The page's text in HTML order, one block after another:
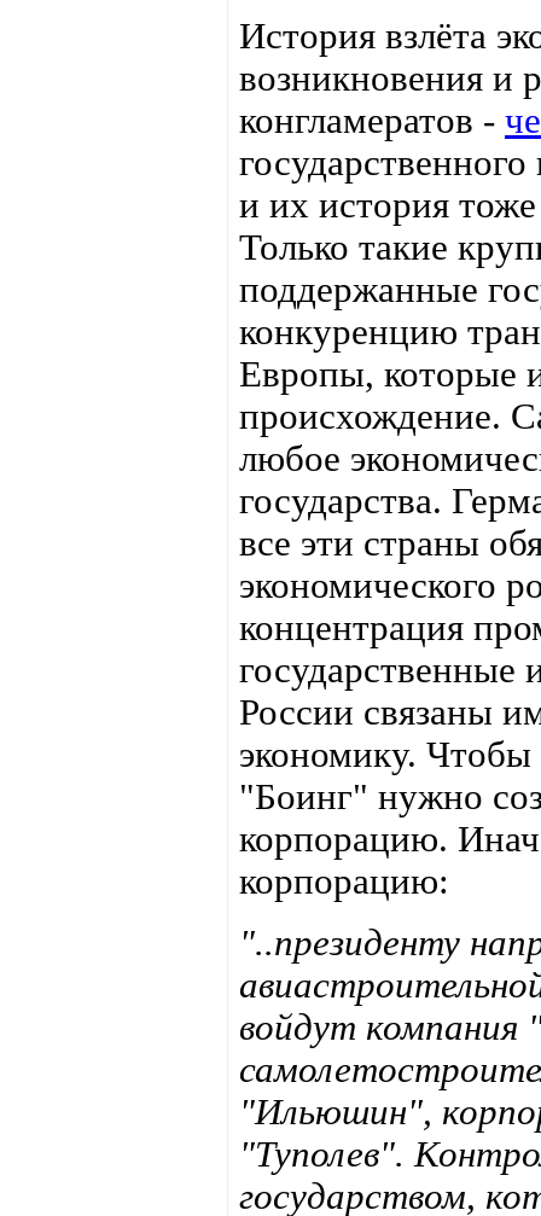
История взлёта
возникновения и
конгламератов -
и их история тоже
Только такие
поддержанные
конкуренцию
Европы, которые
происхождение.
любое
государства.
все эти страны
экономического
концентрация
государственные
России связаны
экономику. Чтобы
"Боинг" нужно
корпорацию.
корпорацию:
"..президенту
войдут компания
"Ильюшин",
"Туполев".
государством,